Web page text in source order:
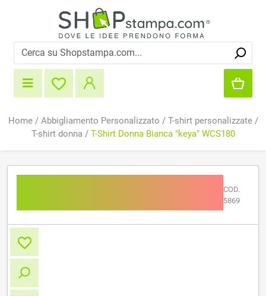
Home/ Abbigliamento Personalizzato / T-shirt personalizzate/
T-shirt donna/ T-Shirt Donna Bianca "keya" WCS180
COD.
5869